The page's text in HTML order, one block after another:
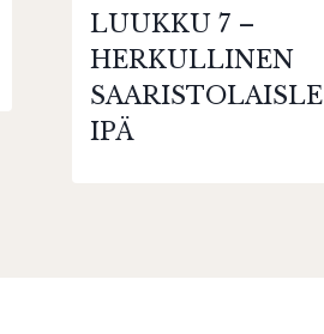
LUUKKU 7 –
HERKULLINEN
SAARISTOLAISLE
IPÄ